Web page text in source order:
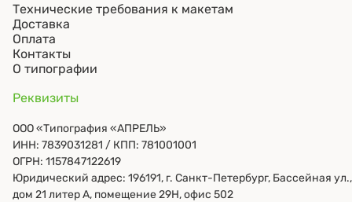
Технические требования к макетам
Доставка
Оплата
Контакты
О типографии
Реквизиты
ООО «Типография «АПРЕЛЬ»
ИНН: 7839031281 / КПП: 781001001
ОГРН: 1157847122619
Юридический адрес: 196191, г. Санкт-Петербург, Бассейная ул.,
дом 21 литер А, помещение 29Н, офис 502